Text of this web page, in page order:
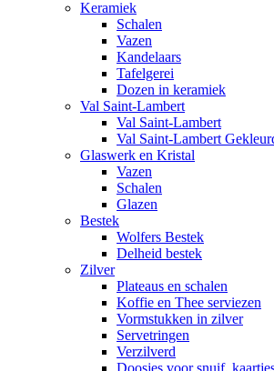
Keramiek
Schalen
Vazen
Kandelaars
Tafelgerei
Dozen in keramiek
Val Saint-Lambert
Val Saint-Lambert
Val Saint-Lambert
Glaswerk en Kristal
Vazen
Schalen
Glazen
Bestek
Wolfers Bestek
Delheid bestek
Zilver
Plateaus en schalen
Koffie en Thee serviezen
Vormstukken in zilver
Servetringen
Verzilverd
Doosjes voor snuif,